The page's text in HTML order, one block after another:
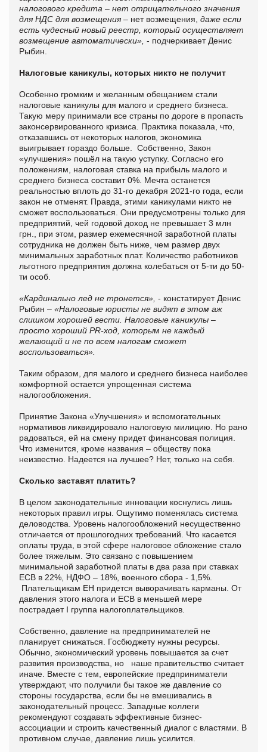
налогового кредита – нет отрицательного значения
для НДС для возмещения – нет возмещения, даже если
есть чудесный новый реестр, который осуществляет
возмещение автоматически», - подчеркивает Денис
Рыбин.
Налоговые каникулы, которых никто не получит
Особенно громким и желанным обещанием стали
налоговые каникулы для малого и среднего бизнеса.
Такую меру принимали все страны по дороге в пропасть
законсервированного кризиса. Практика показала, что,
отказавшись от некоторых налогов, экономика
выигрывает гораздо больше. Собственно, Закон
«улучшения» пошёл на такую уступку. Согласно его
положениям, налоговая ставка на прибыль малого и
среднего бизнеса составит 0%. Мечта останется
реальностью вплоть до 31-го декабря 2021-го года, если
закон не отменят. Правда, этими каникулами никто не
сможет воспользоваться. Они предусмотрены только для
предприятий, чей годовой доход не превышает 3 млн
грн., при этом, размер ежемесячной заработной платы
сотрудника не должен быть ниже, чем размер двух
минимальных заработных плат. Количество работников
льготного предприятия должна колебаться от 5-ти до 50-
ти особ.
«Кардинально лед не тронется», - констатирует Денис
Рыбин – «Налоговые юристы не видят в этом аж
слишком хорошей вести. Налоговые каникулы –
просто хороший PR-ход, которым не каждый
желающий и не по всем налогам сможет
воспользоваться».
Таким образом, для малого и среднего бизнеса наиболее
комфортной остается упрощенная система
налогообложения.
Принятие Закона «Улучшения» и вспомогательных
нормативов ликвидировало налоговую милицию. Но рано
радоваться, ей на смену придет финансовая полиция.
Что изменится, кроме названия – обществу пока
неизвестно. Надеется на лучшее? Нет, только на себя.
Сколько заставят платить?
В целом законодательные инновации коснулись лишь
некоторых правил игры. Ощутимо поменялась система
деловодства. Уровень налогообложений несущественно
отличается от прошлогодних требований. Что касается
оплаты труда, в этой сфере налоговое обложение стало
более тяжелым. Это связано с повышением
минимальной заработной платы в два раза при ставках
ЕСВ в 22%, НДФО – 18%, военного сбора - 1,5%.
Плательщикам ЕН придется выворачивать карманы. От
давления этого налога и ЕСВ в меньшей мере
пострадает I группа налогоплательщиков.
Собственно, давление на предпринимателей не
планирует снижаться. Госбюджету нужны ресурсы.
Обычно, экономический уровень повышается за счет
развития производства, но наше правительство считает
иначе. Вместе с тем, европейские предприниматели
утверждают, что получили бы такое же давление со
стороны государства, если бы не вмешивались в
законодательный процесс. Западные коллеги
рекомендуют создавать эффективные бизнес-
ассоциации и строить качественный диалог с властями. В
противном случае, давление лишь усилится.